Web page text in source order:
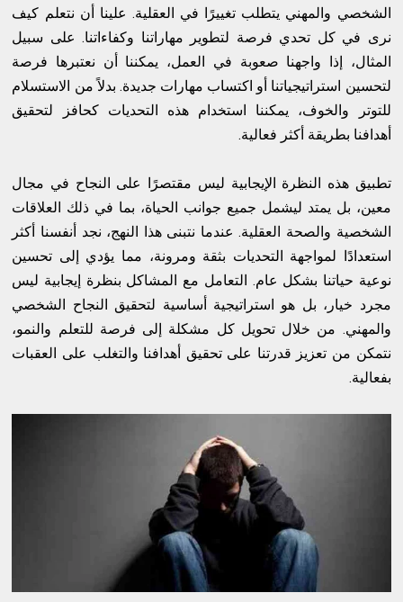
الشخصي والمهني يتطلب تغييرًا في العقلية. علينا أن نتعلم كيف
نرى في كل تحدي فرصة لتطوير مهاراتنا وكفاءاتنا. على سبيل
المثال، إذا واجهنا صعوبة في العمل، يمكننا أن نعتبرها فرصة
لتحسين استراتيجياتنا أو اكتساب مهارات جديدة. بدلاً من الاستسلام
للتوتر والخوف، يمكننا استخدام هذه التحديات كحافز لتحقيق
أهدافنا بطريقة أكثر فعالية.
تطبيق هذه النظرة الإيجابية ليس مقتصرًا على النجاح في مجال
معين، بل يمتد ليشمل جميع جوانب الحياة، بما في ذلك العلاقات
الشخصية والصحة العقلية. عندما نتبنى هذا النهج، نجد أنفسنا أكثر
استعدادًا لمواجهة التحديات بثقة ومرونة، مما يؤدي إلى تحسين
نوعية حياتنا بشكل عام. التعامل مع المشاكل بنظرة إيجابية ليس
مجرد خيار، بل هو استراتيجية أساسية لتحقيق النجاح الشخصي
والمهني. من خلال تحويل كل مشكلة إلى فرصة للتعلم والنمو،
نتمكن من تعزيز قدرتنا على تحقيق أهدافنا والتغلب على العقبات
بفعالية.